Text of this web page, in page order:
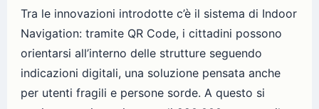
Tra le innovazioni introdotte c’è il sistema di Indoor
Navigation: tramite QR Code, i cittadini possono
orientarsi all’interno delle strutture seguendo
indicazioni digitali, una soluzione pensata anche
per utenti fragili e persone sorde. A questo si